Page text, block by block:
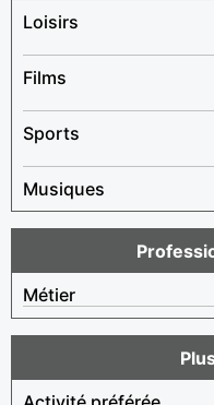
Loisirs
Films
Sports
Musiques
Métier